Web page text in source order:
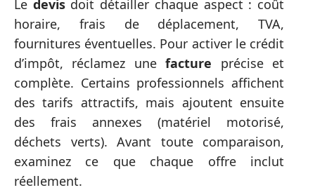
Le devisdoit détailler chaque aspect : coût
horaire, frais de déplacement, TVA,
fournitures éventuelles. Pour activer le crédit
d’impôt, réclamez unefacture précise et
complète. Certains professionnels affichent
des tarifs attractifs, mais ajoutent ensuite
des frais annexes (matériel motorisé,
déchets verts). Avant toute comparaison,
examinez ce que chaque offre inclut
réellement.